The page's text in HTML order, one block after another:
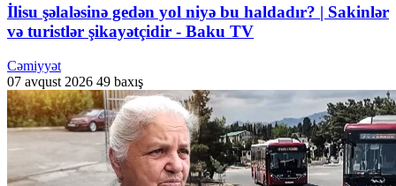
İlisu şəlaləsinə gedən yol niyə bu haldadır? | Sakinlər
və turistlər şikayətçidir - Baku TV
Cəmiyyət
07 avqust 2026 49 baxış